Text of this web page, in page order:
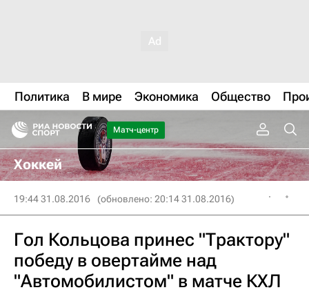
Политика В мире Экономика Общество
Матч-центр
Хоккей
19:44 31.08.2016 (обновлено: 20:14 31.08.2016)
Гол Кольцова принес "Трактору"
победу в овертайме над
"Автомобилистом" в матче КХЛ